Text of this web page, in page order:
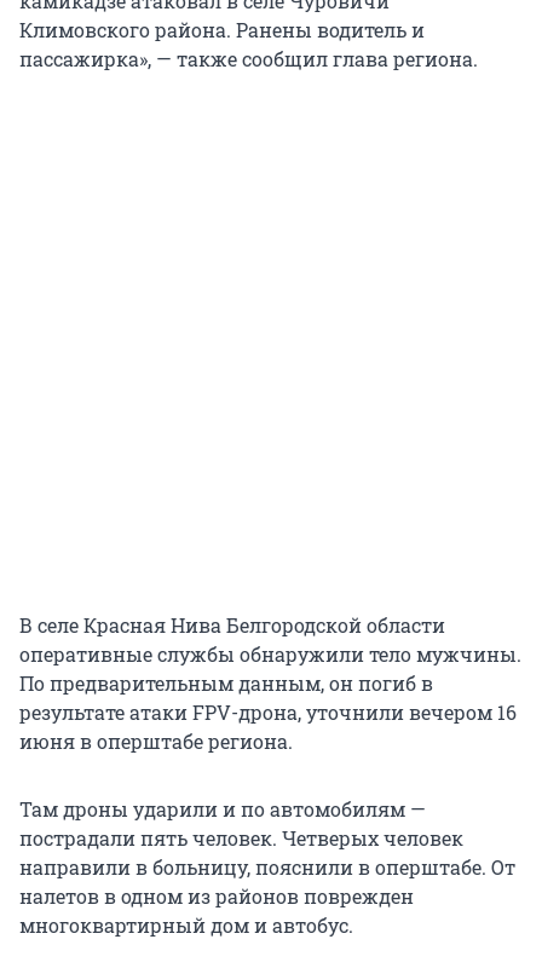
Климовского района. Ранены водитель и
пассажирка», — также сообщил глава региона.
В селе Красная Нива Белгородской области
оперативные службы обнаружили тело мужчины.
По предварительным данным, он погиб в
результате атаки FPV-дрона, уточнили вечером 16
июня в оперштабе региона.
Там дроны ударили и по автомобилям —
пострадали пять человек. Четверых человек
направили в больницу, пояснили в оперштабе. От
налетов в одном из районов поврежден
многоквартирный дом и автобус.